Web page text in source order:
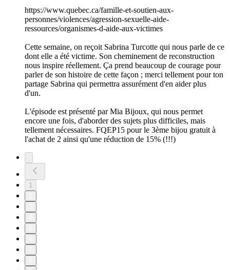
https://www.quebec.ca/famille-et-soutien-aux-
personnes/violences/agression-sexuelle-aide-
ressources/organismes-d-aide-aux-victimes
Cette semaine, on reçoit Sabrina Turcotte qui nous parle de ce
dont elle a été victime. Son cheminement de reconstruction
nous inspire réellement. Ça prend beaucoup de courage pour
parler de son histoire de cette façon ; merci tellement pour ton
partage Sabrina qui permettra assurément d'en aider plus
d'un.
L'épisode est présenté par Mia Bijoux, qui nous permet
encore une fois, d'aborder des sujets plus difficiles, mais
tellement nécessaires. FQEP15 pour le 3ème bijou gratuit à
l'achat de 2 ainsi qu'une réduction de 15% (!!!)
1